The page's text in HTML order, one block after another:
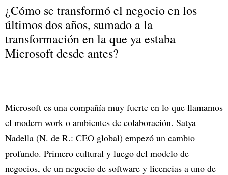
¿Cómo se transformó el negocio en los
últimos dos años, sumado a la
transformación en la que ya estaba
Microsoft desde antes?
Microsoft es una compañía muy fuerte en lo que llamamos
el modern work o ambientes de colaboración. Satya
Nadella (N. de R.: CEO global) empezó un cambio
profundo. Primero cultural y luego del modelo de
negocios, de un negocio de software y licencias a uno de